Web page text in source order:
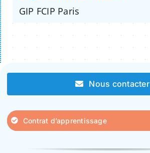
GIP FCIP Paris
Nous contacter
Contrat d’apprentissage